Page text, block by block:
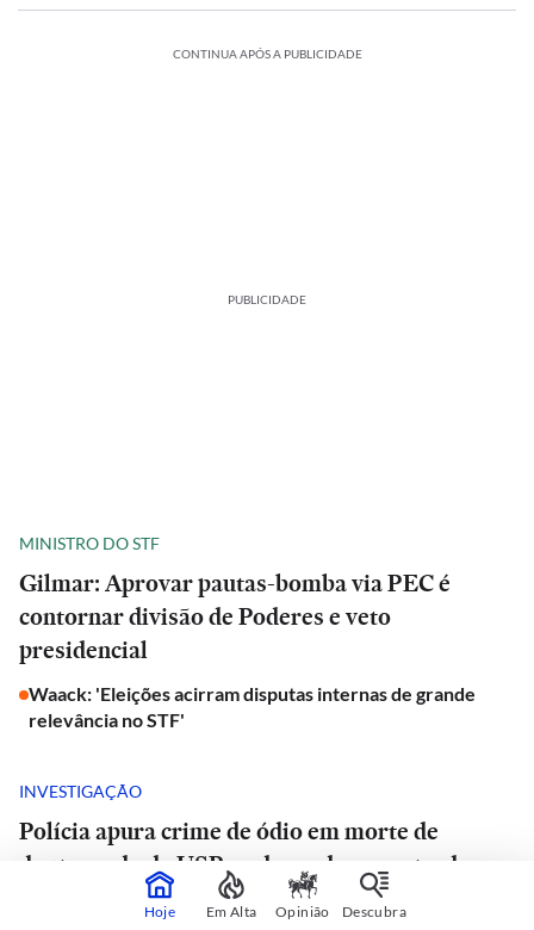
CONTINUA APÓS A PUBLICIDADE
PUBLICIDADE
MINISTRO DO STF
Gilmar: Aprovar pautas-bomba via PEC é
contornar divisão de Poderes e veto
presidencial
Waack: 'Eleições acirram disputas internas de grande
relevância no STF'
INVESTIGAÇÃO
Polícia apura crime de ódio em morte de
doutorando da USP e advogado encontrado
morto em estrada de São Paulo
Hoje Em Alta Opinião Descubra